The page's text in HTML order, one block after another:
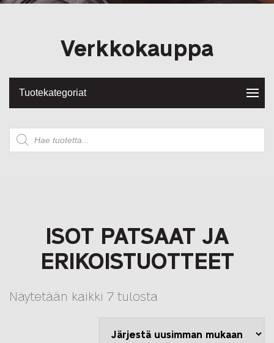
Verkkokauppa
Tuotekategoriat
Products
search
ISOT PATSAAT JA
ERIKOISTUOTTEET
Näytetään kaikki 7 tulosta
latest